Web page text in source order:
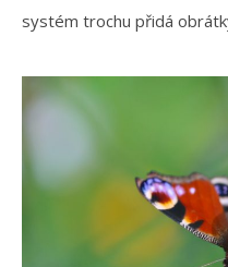
systém trochu přidá